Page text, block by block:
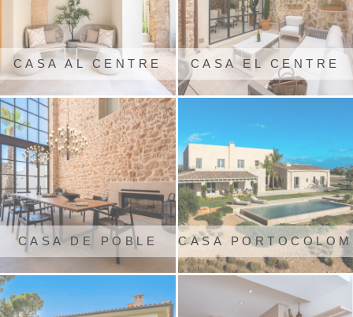
CASA AL CENTRE
DE PALMA
CASA EL CENTRE
D'ARTÀ
CASA DE POBLE
REFORMADA
CASA PORTOCOLOM